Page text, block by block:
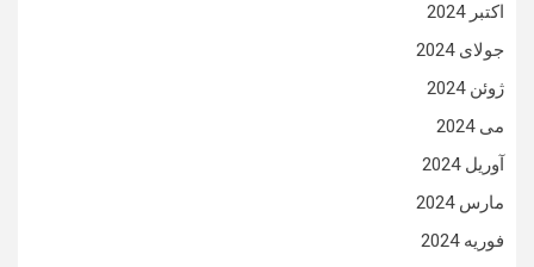
اکتبر 2024
جولای 2024
ژوئن 2024
می 2024
آوریل 2024
مارس 2024
فوریه 2024